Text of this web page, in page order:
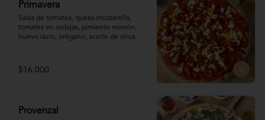
Primavera
Salsa de tomates, queso mozzarella,
tomates en rodajas, pimiento morrón,
huevo duro, orégano, aceite de oliva.
$16.000
Provenzal